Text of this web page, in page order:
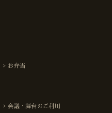
お弁当
会議・舞台のご利用